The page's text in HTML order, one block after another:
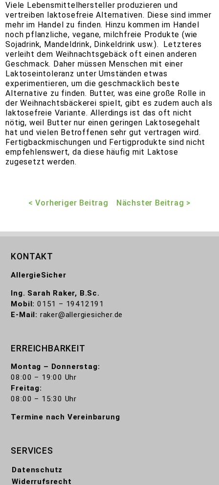
Viele Lebensmittelhersteller produzieren und
vertreiben laktosefreie Alternativen. Diese sind immer
mehr im Handel zu finden. Hinzu kommen im Handel
noch pflanzliche, vegane, milchfreie Produkte (wie
Sojadrink, Mandeldrink, Dinkeldrink usw.). Letzteres
verleiht dem Weihnachtsgebäck oft einen anderen
Geschmack. Daher müssen Menschen mit einer
Laktoseintoleranz unter Umständen etwas
experimentieren, um die geschmacklich beste
Alternative zu finden. Butter, was eine große Rolle in
der Weihnachtsbäckerei spielt, gibt es zudem auch als
laktosefreie Variante. Allerdings ist das oft nicht
nötig, weil Butter nur einen geringen Laktosegehalt
hat und vielen Betroffenen sehr gut vertragen wird.
Fertigbackmischungen und Fertigprodukte sind nicht
empfehlenswert, da diese häufig mit Laktose
zugesetzt werden.
< Vorheriger Beitrag Nächster Beitrag >
KONTAKT
AllergieSicher
Ing. Sarah Raker, B.Sc.
Mobil: 0151 – 19412191
E-Mail: raker@allergiesicher.de
ERREICHBARKEIT
Montag – Donnerstag:
08:00 – 19:00 Uhr
Freitag:
08:00 – 15:30 Uhr
Termine nach Vereinbarung
SERVICES
Datenschutz
Widerrufsrecht